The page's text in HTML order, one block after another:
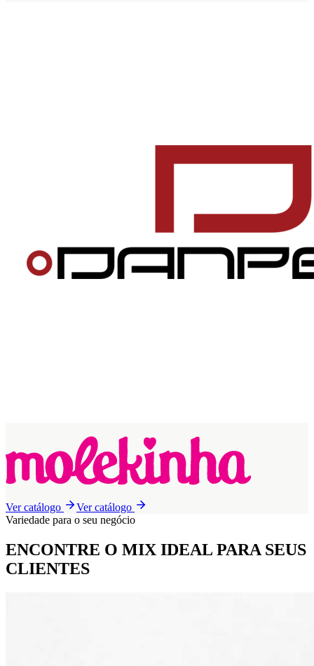
Ver catálogo
Ver catálogo
Variedade para o seu negócio
ENCONTRE O MIX IDEAL PARA SEUS
CLIENTES